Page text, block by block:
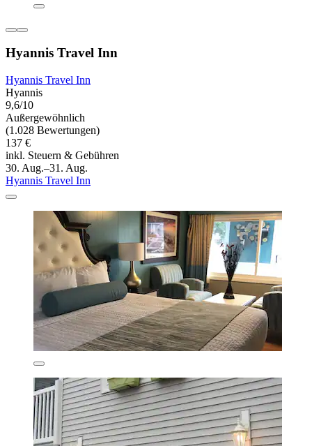
Hyannis Travel Inn
Hyannis Travel Inn
Hyannis
9,6/10
Außergewöhnlich
(1.028 Bewertungen)
137 €
inkl. Steuern & Gebühren
30. Aug.–31. Aug.
Hyannis Travel Inn